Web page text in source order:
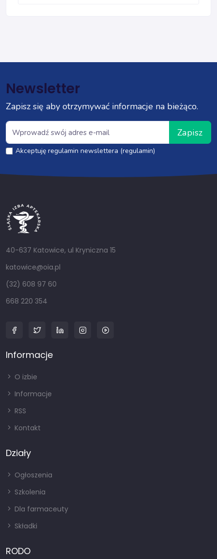
Newsletter
Zapisz się aby otrzymywać informacje na bieżąco.
Zapisz
Akceptuję regulamin newslettera (regulamin)
40-637 Katowice, ul Kryniczna 15
katowice@oia.pl
(32) 608 97 60
668 220 354
Informacje
O izbie
Informacje
RSS
Kontakt
Działy
Ogłoszenia
Szkolenia
Dla farmaceuty
Składki
RODO